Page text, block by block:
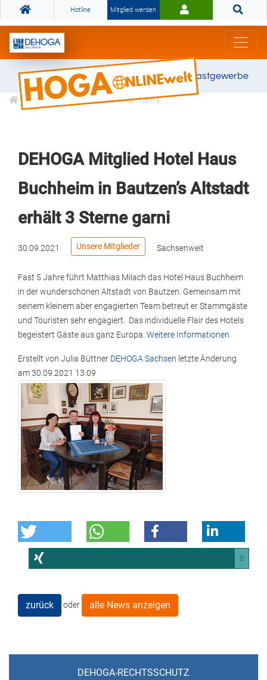
Hotline Mitglied werden
Gemeinsam stark für das Gastgewerbe
Informationen Branchen News
DEHOGA Mitglied Hotel Haus
Buchheim in Bautzen’s Altstadt
erhält 3 Sterne garni
30.09.2021 Unsere Mitglieder Sachsenweit
Fast 5 Jahre führt Matthias Milach das Hotel Haus Buchheim
in der wunderschönen Altstadt von Bautzen. Gemeinsam mit
seinem kleinem aber engagierten Team betreut er Stammgäste
und Touristen sehr engagiert. Das individuelle Flair des Hotels
begeistert Gäste aus ganz Europa. Weitere Informationen
Erstellt von Julia Büttner DEHOGA Sachsen letzte Änderung
am30.09.2021 13:09
0
zurück oder alle News anzeigen
DEHOGA-RECHTSSCHUTZ